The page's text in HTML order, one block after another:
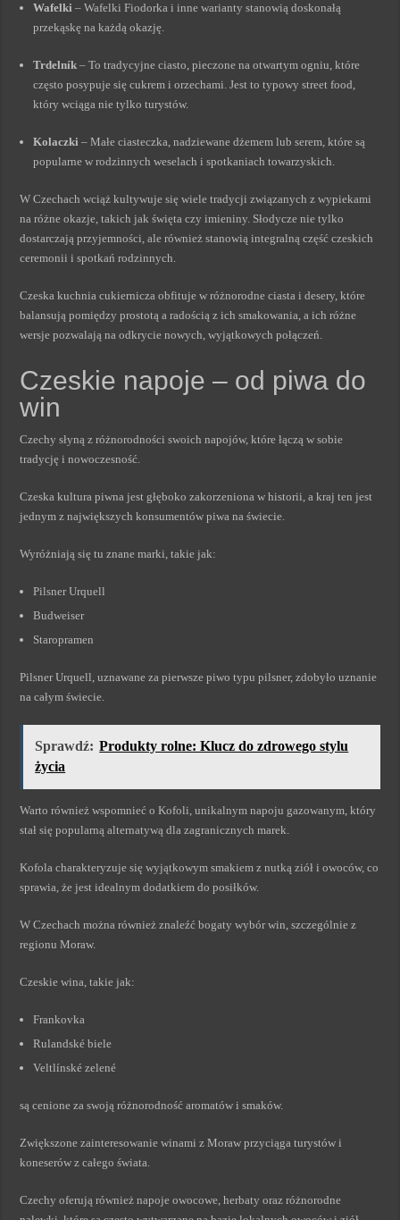
Wafelki – Wafelki Fiodorka i inne warianty stanowią doskonałą
przekąskę na każdą okazję.
Trdelník – To tradycyjne ciasto, pieczone na otwartym ogniu, które
często posypuje się cukrem i orzechami. Jest to typowy street food,
który wciąga nie tylko turystów.
Kolaczki – Małe ciasteczka, nadziewane dżemem lub serem, które są
popularne w rodzinnych weselach i spotkaniach towarzyskich.
W Czechach wciąż kultywuje się wiele tradycji związanych z wypiekami
na różne okazje, takich jak święta czy imieniny. Słodycze nie tylko
dostarczają przyjemności, ale również stanowią integralną część czeskich
ceremonii i spotkań rodzinnych.
Czeska kuchnia cukiernicza obfituje w różnorodne ciasta i desery, które
balansują pomiędzy prostotą a radością z ich smakowania, a ich różne
wersje pozwalają na odkrycie nowych, wyjątkowych połączeń.
Czeskie napoje – od piwa do
win
Czechy słyną z różnorodności swoich napojów, które łączą w sobie
tradycję i nowoczesność.
Czeska kultura piwna jest głęboko zakorzeniona w historii, a kraj ten jest
jednym z największych konsumentów piwa na świecie.
Wyróżniają się tu znane marki, takie jak:
Pilsner Urquell
Budweiser
Staropramen
Pilsner Urquell, uznawane za pierwsze piwo typu pilsner, zdobyło uznanie
na całym świecie.
Sprawdź: Produkty rolne: Klucz do zdrowego stylu
życia
Warto również wspomnieć o Kofoli, unikalnym napoju gazowanym, który
stał się popularną alternatywą dla zagranicznych marek.
Kofola charakteryzuje się wyjątkowym smakiem z nutką ziół i owoców, co
sprawia, że jest idealnym dodatkiem do posiłków.
W Czechach można również znaleźć bogaty wybór win, szczególnie z
regionu Moraw.
Czeskie wina, takie jak:
Frankovka
Rulandské biele
Veltlínské zelené
są cenione za swoją różnorodność aromatów i smaków.
Zwiększone zainteresowanie winami z Moraw przyciąga turystów i
koneserów z całego świata.
Czechy oferują również napoje owocowe, herbaty oraz różnorodne